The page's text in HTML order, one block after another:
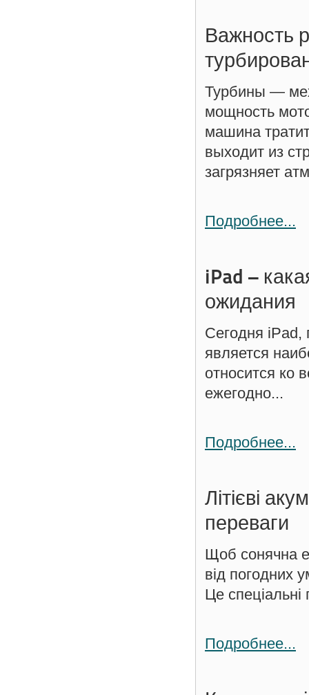
Важность
Турбины —
мощность
машина
выходит из
загрязняет
Подробнее...
iPad –
ожидания
Сегодня iPad,
является
относится ко
ежегодно...
Подробнее...
Літієві
переваги
Щоб сонячна
від погодних
Це спеціальні
Подробнее...